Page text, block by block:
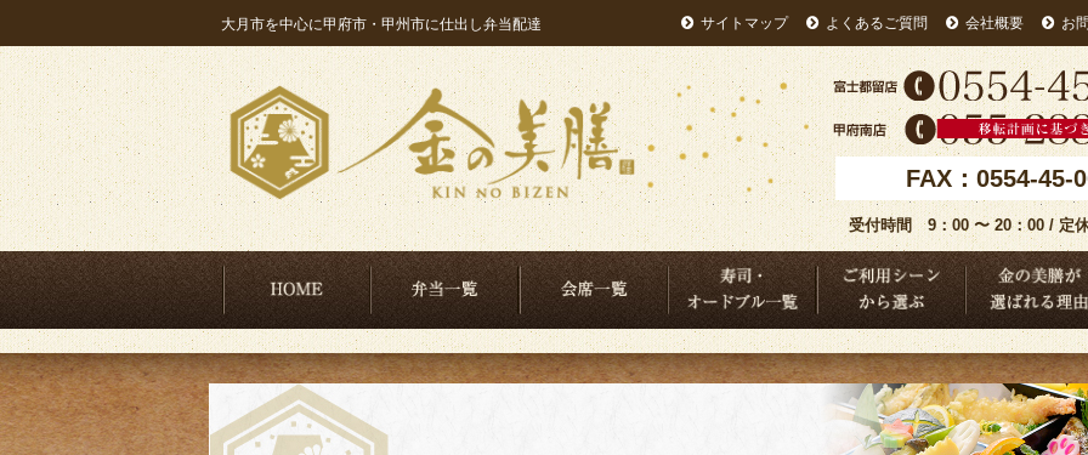
大月市を中心に甲府市・甲州市に仕出し弁当配達 サイトマップ よくあるご質問 会社概要 お
FAX：0554-45-
受付時間 9：00 〜 20：00 / 定
コンテンツへスキップ
HOME 弁当一覧 会席一覧 寿司・オードブル一覧ご利用シーン